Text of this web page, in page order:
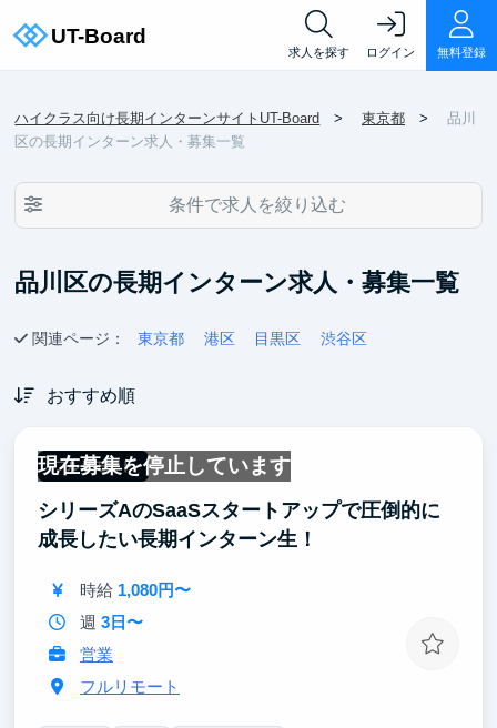
求人を探す ログイン 無料登録
ハイクラス向け長期インターンサイトUT-Board 東京都
品川
区の長期インターン求人・募集一覧
条件で求人を絞り込む
品川区の長期インターン求人・募集一覧
関連ページ： 東京都 港区 目黒区 渋谷区
おすすめ順
現在募集を停止しています
フルリモート
シリーズAのSaaSスタートアップで圧倒的に
成長したい長期インターン生！
時給 1,080円〜
週 3日〜
営業
フルリモート